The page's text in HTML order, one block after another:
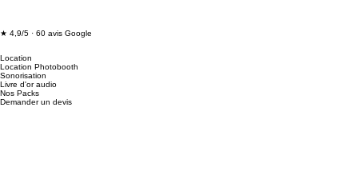
★ 4,9/5 · 60 avis Google
Location
Location Photobooth
Sonorisation
Livre d'or audio
Nos Packs
Demander un devis